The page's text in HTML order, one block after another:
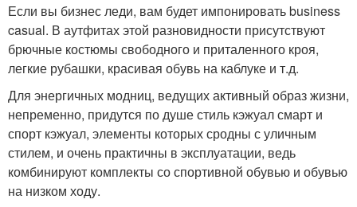
Если вы бизнес леди, вам будет импонировать business
casual. В аутфитах этой разновидности присутствуют
брючные костюмы свободного и приталенного кроя,
легкие рубашки, красивая обувь на каблуке и т.д.
Для энергичных модниц, ведущих активный образ жизни,
непременно, придутся по душе стиль кэжуал смарт и
спорт кэжуал, элементы которых сродны с уличным
стилем, и очень практичны в эксплуатации, ведь
комбинируют комплекты со спортивной обувью и обувью
на низком ходу.